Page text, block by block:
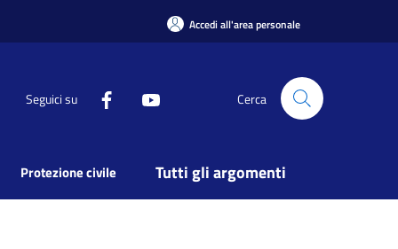
Accedi all'area personale
Seguici su Cerca
Protezione civile Tutti gli argomenti